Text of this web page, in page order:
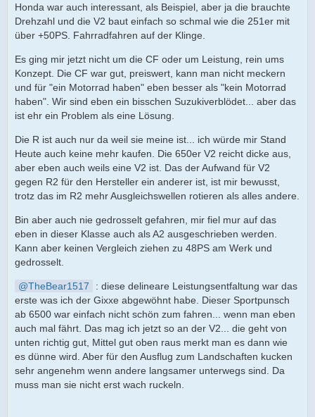
Honda war auch interessant, als Beispiel, aber ja die brauchte
Drehzahl und die V2 baut einfach so schmal wie die 251er mit
über +50PS. Fahrradfahren auf der Klinge.
Es ging mir jetzt nicht um die CF oder um Leistung, rein ums
Konzept. Die CF war gut, preiswert, kann man nicht meckern
und für "ein Motorrad haben" eben besser als "kein Motorrad
haben". Wir sind eben ein bisschen Suzukiverblödet... aber das
ist ehr ein Problem als eine Lösung.
Die R ist auch nur da weil sie meine ist... ich würde mir Stand
Heute auch keine mehr kaufen. Die 650er V2 reicht dicke aus,
aber eben auch weils eine V2 ist. Das der Aufwand für V2
gegen R2 für den Hersteller ein anderer ist, ist mir bewusst,
trotz das im R2 mehr Ausgleichswellen rotieren als alles andere.
Bin aber auch nie gedrosselt gefahren, mir fiel mur auf das
eben in dieser Klasse auch als A2 ausgeschrieben werden.
Kann aber keinen Vergleich ziehen zu 48PS am Werk und
gedrosselt.
TheBear1517
: diese delineare Leistungsentfaltung war das
erste was ich der Gixxe abgewöhnt habe. Dieser Sportpunsch
ab 6500 war einfach nicht schön zum fahren... wenn man eben
auch mal fährt. Das mag ich jetzt so an der V2... die geht von
unten richtig gut, Mittel gut oben raus merkt man es dann wie
es dünne wird. Aber für den Ausflug zum Landschaften kucken
sehr angenehm wenn andere langsamer unterwegs sind. Da
muss man sie nicht erst wach ruckeln.